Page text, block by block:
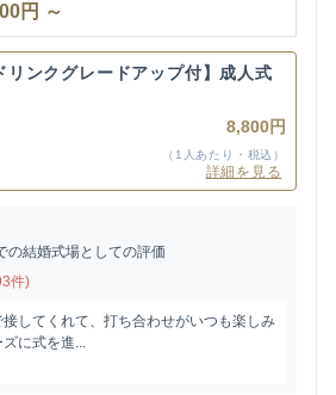
円 ～
リンクグレードアップ付】成人式
8,800円
（1人あたり・税込）
詳細を見る
の結婚式場としての評価
件)
してくれて、打ち合わせがいつも楽しみ
に式を進...